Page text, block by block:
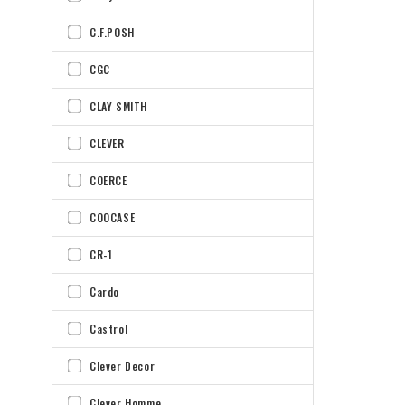
C.F.POSH
CGC
CLAY SMITH
CLEVER
COERCE
COOCASE
CR-1
Cardo
Castrol
Clever Decor